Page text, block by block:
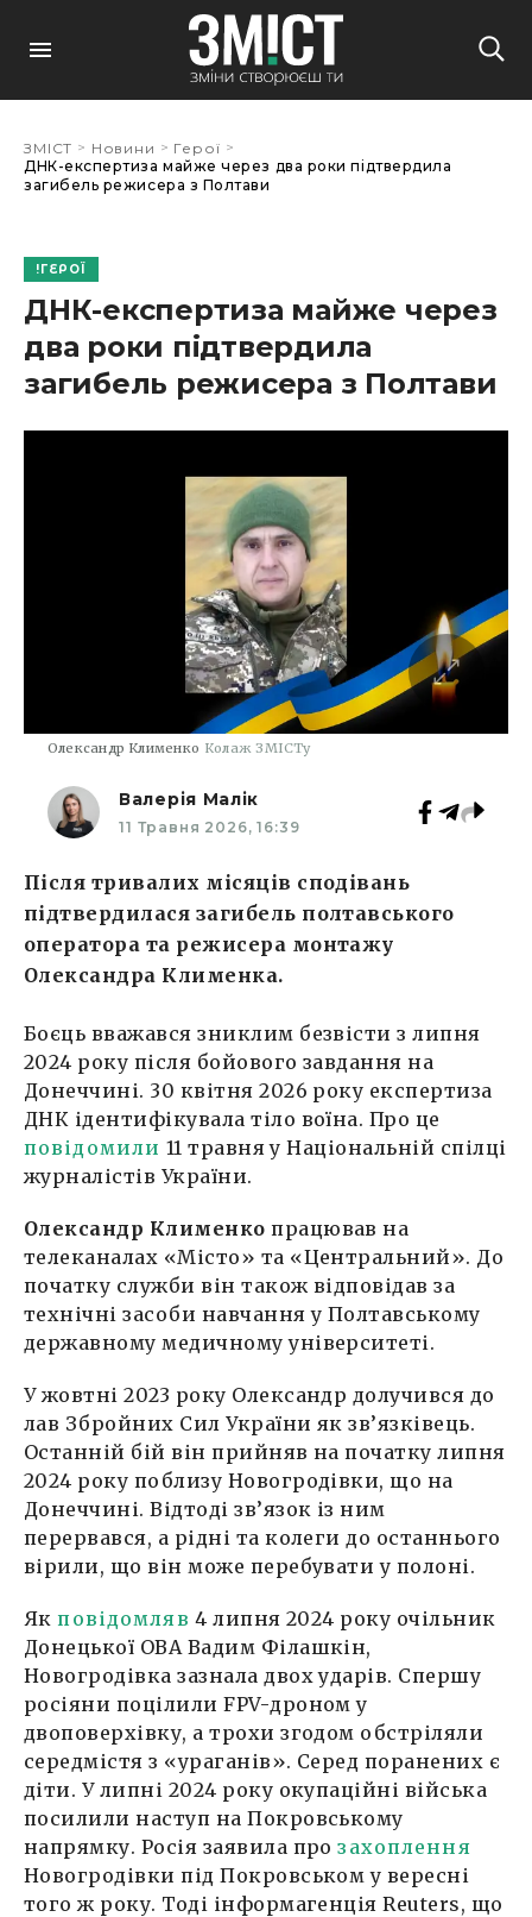
ЗМІСТ > Новини > Герої >
ДНК-експертиза майже через два роки підтвердила
загибель режисера з Полтави
ГЕРОЇ
ДНК-експертиза майже через
два роки підтвердила
загибель режисера з Полтави
Олександр Клименко Колаж ЗМІСТу
Валерія Малік
11 Травня 2026, 16:39
Після тривалих місяців сподівань
підтвердилася загибель полтавського
оператора та режисера монтажу
Олександра Клименка.
Боєць вважався зниклим безвісти з липня
2024 року після бойового завдання на
Донеччині. 30 квітня 2026 року експертиза
ДНК ідентифікувала тіло воїна. Про це
повідомили 11 травня у Національній спілці
журналістів України.
Олександр Клименко працював на
телеканалах «Місто» та «Центральний». До
початку служби він також відповідав за
технічні засоби навчання у Полтавському
державному медичному університеті.
У жовтні 2023 року Олександр долучився до
лав Збройних Сил України як зв’язківець.
Останній бій він прийняв на початку липня
2024 року поблизу Новогродівки, що на
Донеччині. Відтоді зв’язок із ним
перервався, а рідні та колеги до останнього
вірили, що він може перебувати у полоні.
Якповідомляв 4 липня 2024 року очільник
Донецької ОВА Вадим Філашкін,
Новогродівка зазнала двох ударів. Спершу
росіяни поцілили FPV-дроном у
двоповерхівку, а трохи згодом обстріляли
середмістя з «ураганів». Серед поранених є
діти. У липні 2024 року окупаційні війська
посилили наступ на Покровському
напрямку. Росія заявила прозахоплення
Новогродівки під Покровськом у вересні
того ж року. Тоді інформагенція Reuters, що